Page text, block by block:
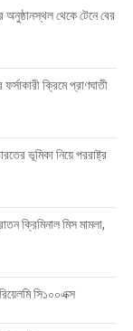
থেকে টেনে বের
ক্রিমে প্রাণঘাতী
ভূমিকা নিয়ে পররাষ্ট্র
ক্রিমিনাল মিস মামলা,
সি১০০এক্স